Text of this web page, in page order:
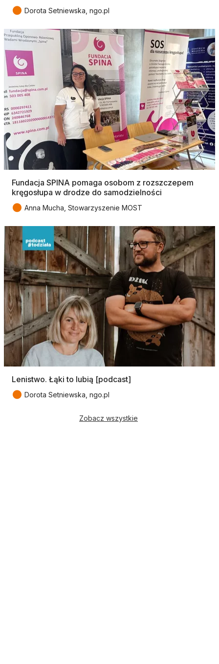
● Dorota Setniewska, ngo.pl
Fundacja SPINA pomaga osobom z rozszczepem
kręgosłupa w drodze do samodzielności
● Anna Mucha, Stowarzyszenie MOST
Lenistwo. Łąki to lubią [podcast]
● Dorota Setniewska, ngo.pl
Zobacz wszystkie